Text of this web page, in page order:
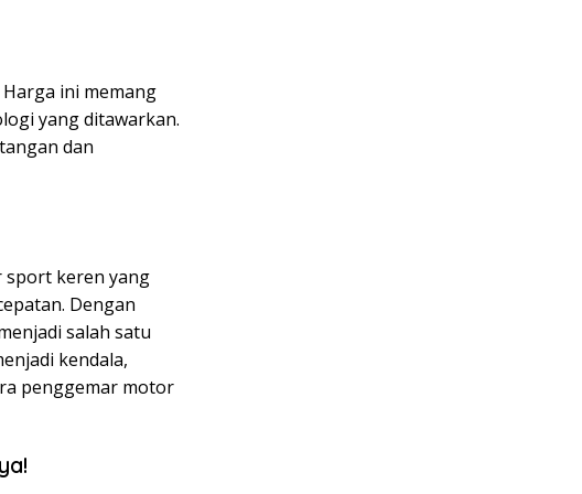
ini memang
yang ditawarkan.
dan
sport keren yang
Dengan
salah satu
kendala,
penggemar motor